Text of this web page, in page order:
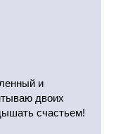
и
двоих
счастьем!